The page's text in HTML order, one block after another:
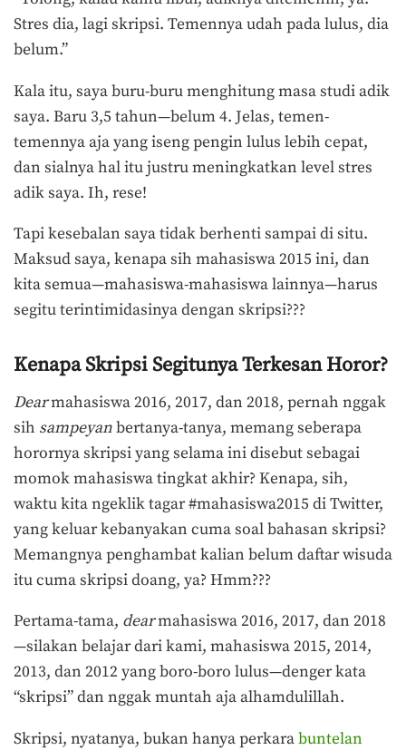
Stres dia, lagi skripsi. Temennya udah pada lulus, dia
belum.”
Kala itu, saya buru-buru menghitung masa studi adik
saya. Baru 3,5 tahun—belum 4. Jelas, temen-
temennya aja yang iseng pengin lulus lebih cepat,
dan sialnya hal itu justru meningkatkan level stres
adik saya. Ih, rese!
Tapi kesebalan saya tidak berhenti sampai di situ.
Maksud saya, kenapa sih mahasiswa 2015 ini, dan
kita semua—mahasiswa-mahasiswa lainnya—harus
segitu terintimidasinya dengan skripsi???
Kenapa Skripsi Segitunya Terkesan Horor?
Dearmahasiswa 2016, 2017, dan 2018, pernah nggak
sih sampeyanbertanya-tanya, memang seberapa
horornya skripsi yang selama ini disebut sebagai
momok mahasiswa tingkat akhir? Kenapa, sih,
waktu kita ngeklik tagar #mahasiswa2015 di Twitter,
yang keluar kebanyakan cuma soal bahasan skripsi?
Memangnya penghambat kalian belum daftar wisuda
itu cuma skripsi doang, ya? Hmm???
Pertama-tama, dearmahasiswa 2016, 2017, dan 2018
—silakan belajar dari kami, mahasiswa 2015, 2014,
2013, dan 2012 yang boro-boro lulus—denger kata
“skripsi” dan nggak muntah aja alhamdulillah.
Skripsi, nyatanya, bukan hanya perkarabuntelan